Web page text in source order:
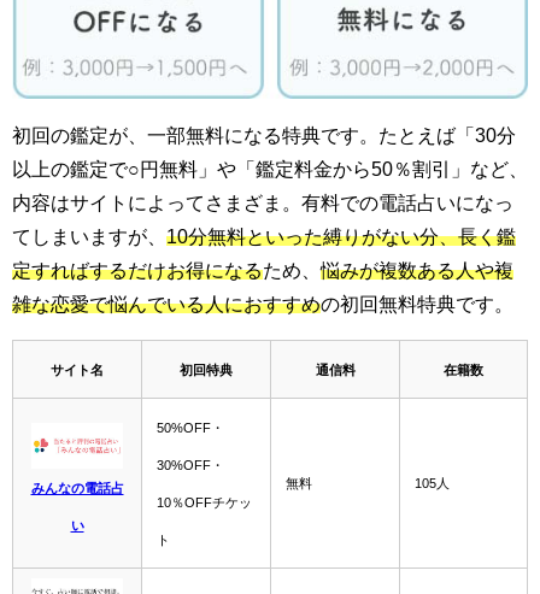
初回の鑑定が、一部無料になる特典です。たとえば「30分
以上の鑑定で○円無料」や「鑑定料金から50％割引」など、
内容はサイトによってさまざま。有料での電話占いになっ
てしまいますが、 10分無料といった縛りがない分、長く鑑
定すればするだけお得になるため、悩みが複数ある人や複
雑な恋愛で悩んでいる人におすすめの初回無料特典です。
サイト名 初回特典 通信料 在籍数
みんなの電話占
い
50%OFF・
30%OFF・
10％OFFチケッ
ト
無料 105人